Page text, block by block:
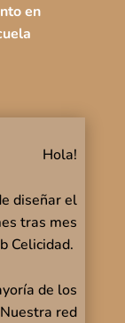
en
Hola!
diseñar el
tras mes
Celicidad.
de los
red